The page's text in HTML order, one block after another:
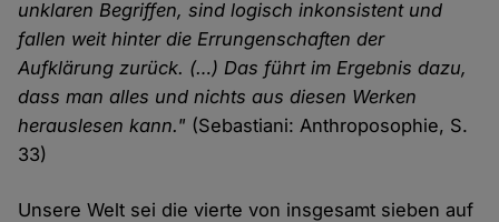
unklaren Begriffen, sind logisch inkonsistent und
fallen weit hinter die Errungenschaften der
Aufklärung zurück. (…) Das führt im Ergebnis dazu,
dass man alles und nichts aus diesen Werken
herauslesen kann." (Sebastiani: Anthroposophie, S.
33)
Unsere Welt sei die vierte von insgesamt sieben auf
Cookies